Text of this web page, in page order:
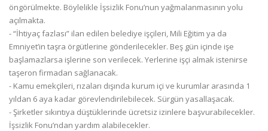
öngörülmekte. Böylelikle İşsizlik Fonu’nun yağmalanmasının yolu
açılmakta.
- “İhtiyaç fazlası” ilan edilen belediye işçileri, Mili Eğitim ya da
Emniyet’in taşra örgütlerine gönderilecekler. Beş gün içinde işe
başlamazlarsa işlerine son verilecek. Yerlerine işçi almak istenirse
taşeron firmadan sağlanacak.
- Kamu emekçileri, rızaları dışında kurum içi ve kurumlar arasında 1
yıldan 6 aya kadar görevlendirilebilecek. Sürgün yasallaşacak.
- Şirketler sıkıntıya düştüklerinde ücretsiz izinlere başvurabilecekler.
İşsizlik Fonu’ndan yardım alabilecekler.